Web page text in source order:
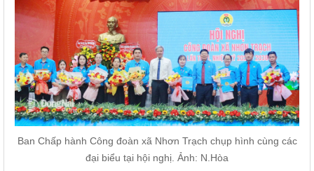
Ban Chấp hành Công đoàn xã Nhơn Trạch chụp hình cùng các
đại biểu tại hội nghị. Ảnh: N.Hòa